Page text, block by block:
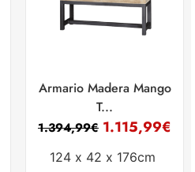
Armario Madera Mango
T...
1.394,99€ 1.115,99€
124 x 42 x 176cm